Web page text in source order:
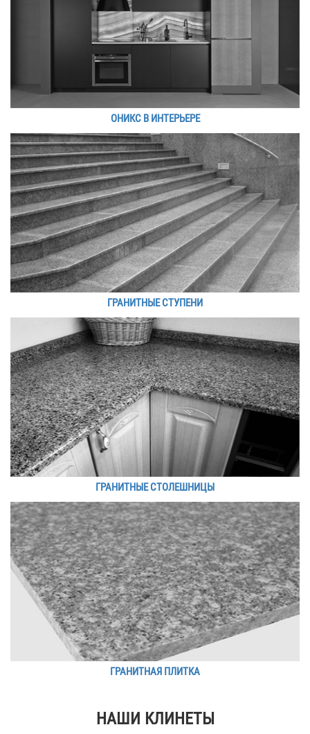
ОНИКС В ИНТЕРЬЕРЕ
ГРАНИТНЫЕ СТУПЕНИ
ГРАНИТНЫЕ СТОЛЕШНИЦЫ
ГРАНИТНАЯ ПЛИТКА
НАШИ КЛИНЕТЫ